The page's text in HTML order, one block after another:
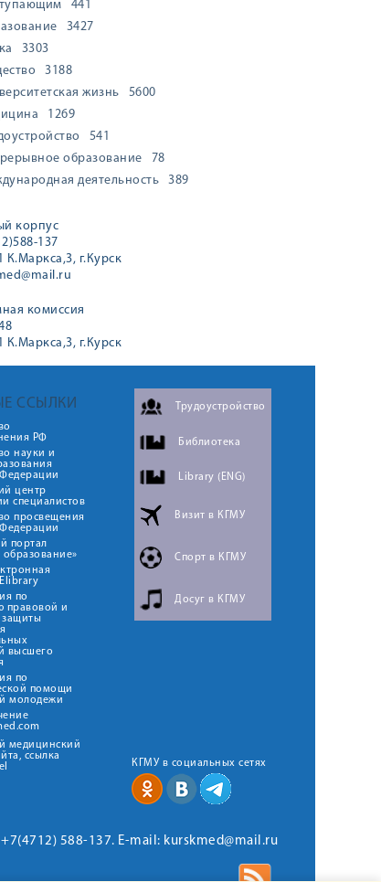
441
3427
3303
3188
жизнь
5600
1269
541
образование
78
деятельность
389
корпус
137
К.Маркса,3, г.Курск
комиссия
К.Маркса,3, г.Курск
ССЫЛКИ
РФ
науки и
центр
специалистов
просвещения
портал
образование»
по
правовой и
защиты
высшего
по
помощи
молодежи
Трудоустройство
Библиотека
Library (ENG)
Визит в КГМУ
Спорт в КГМУ
Досуг в КГМУ
медицинский
ссылка
КГМУ в социальных сетях
588-137. E-mail: kurskmed@mail.ru